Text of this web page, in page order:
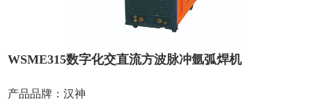
WSME315数字化交直流方波脉冲氩弧焊机
产品品牌：汉神